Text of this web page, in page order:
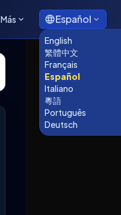
Más Español
English
繁體中文
Français
Español
Italiano
粵語
Português
Deutsch